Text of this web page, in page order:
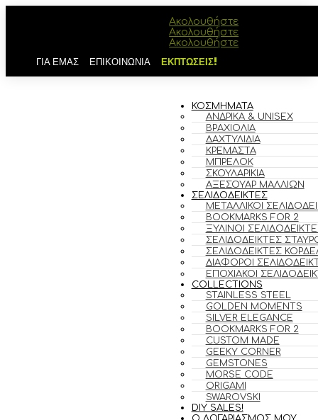
Ακολουθήστε
Ακολουθήστε
Ακολουθήστε
ΓΙΑ ΕΜΑΣ ΕΠΙΚΟΙΝΩΝΙΑ ΕΚΠΤΩΣΕΙΣ!
ΚΟΣΜΗΜΑΤΑ
ΑΝΔΡΙΚΆ & UNISEX
ΒΡΑΧΙΌΛΙΑ
ΔΑΧΤΥΛΊΔΙΑ
ΚΡΕΜΑΣΤΆ
ΜΠΡΕΛΌΚ
ΣΚΟΥΛΑΡΊΚΙΑ
ΑΞΕΣΟΥΆΡ ΜΑΛΛΙΏΝ
ΣΕΛΙΔΟΔΕΙΚΤΕΣ
ΜΕΤΑΛΛΙΚΟΊ
BOOKMARKS FOR 2
ΞΎΛΙΝΟΙ
ΣΕΛΙΔΟΔΕΊΚΤΕΣ
ΣΕΛΙΔΟΔΕΊΚΤΕΣ
ΔΙΆΦΟΡΟΙ
ΕΠΟΧΙΑΚΟΊ
COLLECTIONS
STAINLESS STEEL
GOLDEN MOMENTS
SILVER ELEGANCE
BOOKMARKS FOR 2
CUSTOM MADE
GEEKY CORNER
GEMSTONES
MORSE CODE
ORIGAMI
SWAROVSKI
DIY SALES!